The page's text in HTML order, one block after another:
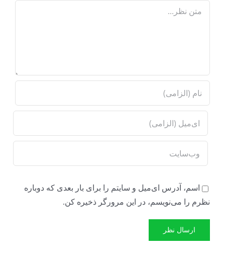
Comment
اسم، آدرس ای‌میل و سایتم را برای بار بعدی که دوباره
نظرم را می‌نویسم، در این مرورگر ذخیره کن.